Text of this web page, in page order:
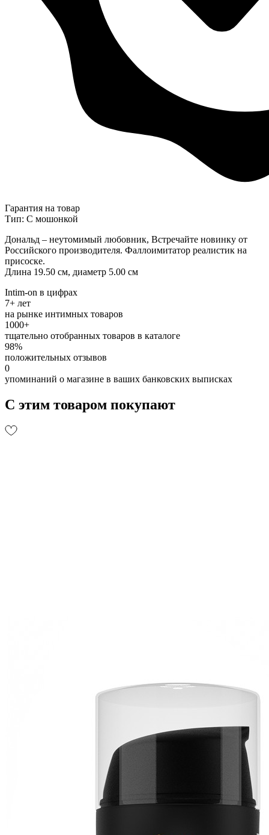
Гарантия на товар
Тип: С мошонкой
Дональд – неутомимый любовник, Встречайте новинку от
Российского производителя. Фаллоимитатор реалистик на
присоске.
Длина 19.50 см, диаметр 5.00 см
Intim-on в цифрах
7+ лет
на рынке интимных товаров
1000+
тщательно отобранных товаров в каталоге
98%
положительных отзывов
0
упоминаний о магазине в ваших банковских выписках
С этим товаром покупают